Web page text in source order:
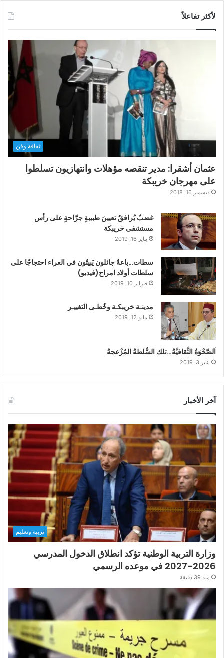
لأكثر تفاعلاً
ثقافة وفن
عثمان أشقرا: مدير تنقصه مؤهلات وانتهازيون تسلطوا
على مهرجان خريبكة
ديسمبر 16, 2018
غضبٌ يُرافقُ تعيينَ طبيبةٍ جرَّاحةٍ على رأس
مستشفى خريبكة
يناير 16, 2019
سطات…باعةٌ جائلون يَبيتُون في العراء احتجاجًا على
سلطات أولاد امراح(فيديو)
فبراير 10, 2019
مدينـة خريبكـة وخُطـى التَغييـر
مايو 12, 2019
اَلصَّحْوَةُ الثَّقافيَّةُ…تلك السُّلطةُ المُزْعجةُ
يناير 3, 2019
آخر الأخبار
تربية وتعليم
وزارة التربية الوطنية تؤكد انطلاق الدخول المدرسي
2026-2027 في موعده الرسمي
منذ 39 دقيقة